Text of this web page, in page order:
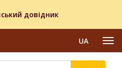
довідник
UA